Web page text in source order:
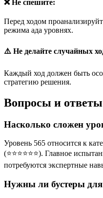
❌ Не спешите:
Перед ходом
режима ада уровнях.
⚠️ Не делайте случайных
Каждый ход должен быть
стратегию решения.
Вопросы и ответы
Насколько сложен
Уровень 565 относится к
(⭐⭐⭐⭐⭐⭐). Главное
потребуются экспертные
Нужны ли бустеры для